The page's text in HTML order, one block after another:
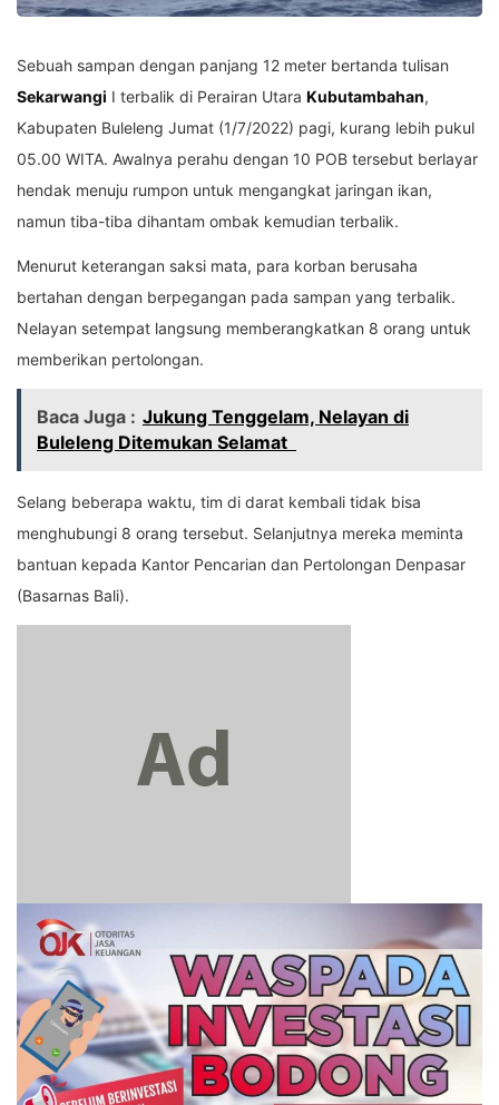
Sebuah sampan dengan panjang 12 meter bertanda tulisan
Sekarwangi I terbalik di Perairan Utara Kubutambahan,
Kabupaten Buleleng Jumat (1/7/2022) pagi, kurang lebih pukul
05.00 WITA. Awalnya perahu dengan 10 POB tersebut berlayar
hendak menuju rumpon untuk mengangkat jaringan ikan,
namun tiba-tiba dihantam ombak kemudian terbalik.
Menurut keterangan saksi mata, para korban berusaha
bertahan dengan berpegangan pada sampan yang terbalik.
Nelayan setempat langsung memberangkatkan 8 orang untuk
memberikan pertolongan.
Baca Juga : Jukung Tenggelam, Nelayan di
Buleleng Ditemukan Selamat
Selang beberapa waktu, tim di darat kembali tidak bisa
menghubungi 8 orang tersebut. Selanjutnya mereka meminta
bantuan kepada Kantor Pencarian dan Pertolongan Denpasar
(Basarnas Bali).